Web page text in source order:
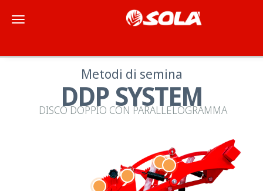
Toggle navigation
Metodi di semina
DDP SYSTEM
DISCO DOPPIO CON PARALLELOGRAMMA